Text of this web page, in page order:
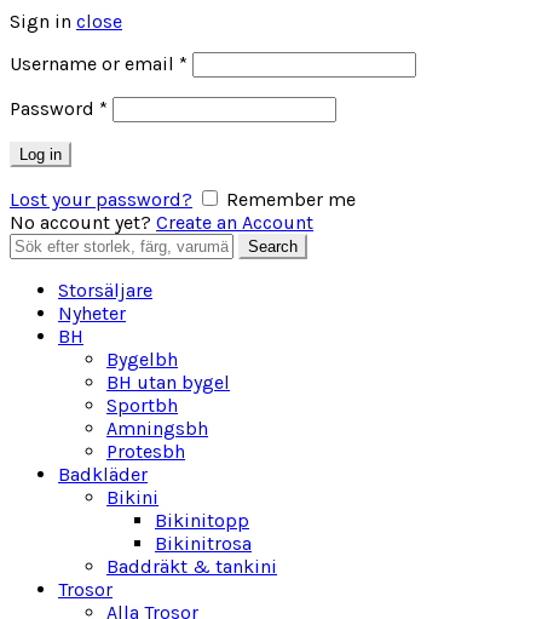
Sign in close
Username or email *
Password *
Log in
Lost your password?
Remember me
No account yet? Create an Account
Search
for:
Search
Storsäljare
Nyheter
BH
Bygelbh
BH utan bygel
Sportbh
Amningsbh
Protesbh
Badkläder
Bikini
Bikinitopp
Bikinitrosa
Baddräkt & tankini
Trosor
Alla Trosor